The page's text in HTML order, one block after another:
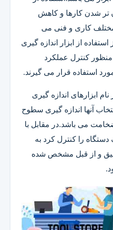
تر شدن کارها و کاهش
کاری و فنی می
از ابزار اندازه گیری
کنترل عملکرد
استفاده قرار می گیرند.
ابزارهای اندازه گیری
آنها اندازه گیری سطوح
می باشد.در مقابل با
دستگاه را کنترل کرد به
و از قبل مشخص شده